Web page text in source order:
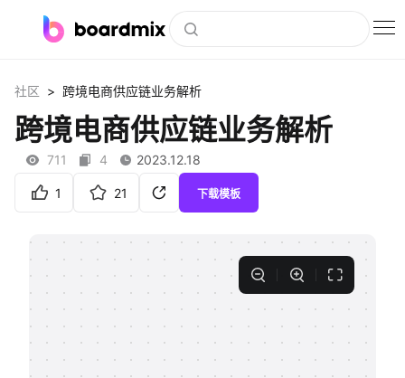
社区资源
下载
会员
私有化部署
客户案例
支持
社区 > 跨境电商供应链业务解析
跨境电商供应链业务解析
711 4 2023.12.18
1 21 下载模板